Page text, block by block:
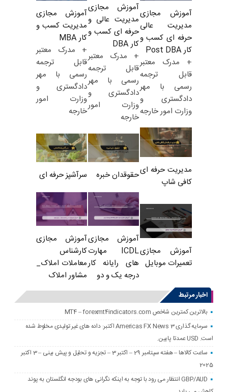
آموزش مجازی
مدیریت عالی
حرفه ای کسب و
کار Post DBA
+ مدرک معتبر
قابل ترجمه
رسمی با مهر
دادگستری و
وزارت امور خارجه
آموزش مجازی
مدیریت عالی و
حرفه ای کسب و
کار DBA
+ مدرک معتبر
قابل ترجمه
رسمی با مهر
دادگستری و
وزارت امور
خارجه
آموزش مجازی
مدیریت کسب و
کار MBA
+ مدرک معتبر
قابل ترجمه
رسمی با مهر
دادگستری و
وزارت امور
خارجه
مدیریت حرفه ای
کافی شاپ
حقوقدان خبره سرآشپز حرفه ای
آموزش مجازی
تعمیرات موبایل
آموزش مجازی
ICDL مهارت
های رایانه کار
درجه یک و دو
آموزش مجازی
کارشناس
معاملات املاک_
مشاور املاک
اخبار مرتبط
بالاترین کمترین شاخص MT4 – forexmt4indicators.com
سرمایه گذاری Americas FX News 3 اکتبر: داده های غیر تولیدی مخلوط شده
است. USD عمدتا پایین.
ساعت کالاها – هفته سپتامبر 29 – اکتبر 3 – تجزیه و تحلیل و پیش بینی – 3 اکتبر
2025
GBP/AUD انتظار می رود با توجه به اینکه نگرانی های بودجه انگلستان به پوند